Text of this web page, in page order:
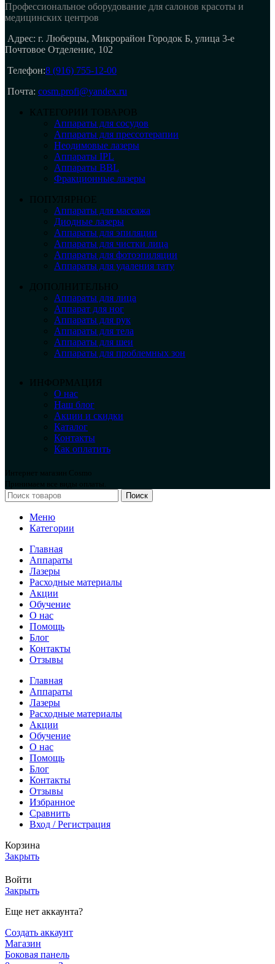
Профессиональное оборудование для салонов красоты и
медицинских центров
Адрес: г. Люберцы, Микрорайон Городок Б, улица 3-е
Почтовое Отделение, 102
Телефон:8 (916) 755-12-00
Почта: cosm.profi@yandex.ru
КАТЕГОРИИ ТОВАРОВ
Аппараты для сосудов
Аппараты для прессотерапии
Неодимовые лазеры
Аппараты IPL
Аппараты BBL
Фракционные лазеры
ПОПУЛЯРНОЕ
Аппараты для массажа
Диодные лазеры
Аппараты для эпиляции
Аппараты для чистки лица
Аппараты для фотоэпиляции
Аппараты для удаления тату
ДОПОЛНИТЕЛЬНО
Аппараты для лица
Аппарат для ног
Аппараты для рук
Аппараты для тела
Аппараты для шеи
Аппараты для проблемных зон
ИНФОРМАЦИЯ
О нас
Наш блог
Акции и скидки
Каталог
Контакты
Как оплатить
Интернет магазин Cosmo
Принимаем все виды оплаты.
Поиск
Меню
Категории
Главная
Аппараты
Лазеры
Расходные материалы
Акции
Обучение
О нас
Помощь
Блог
Контакты
Отзывы
Главная
Аппараты
Лазеры
Расходные материалы
Акции
Обучение
О нас
Помощь
Блог
Контакты
Отзывы
Избранное
Сравнить
Вход / Регистрация
Корзина
Закрыть
Войти
Закрыть
Еще нет аккаунта?
Создать аккаунт
Магазин
Боковая панель